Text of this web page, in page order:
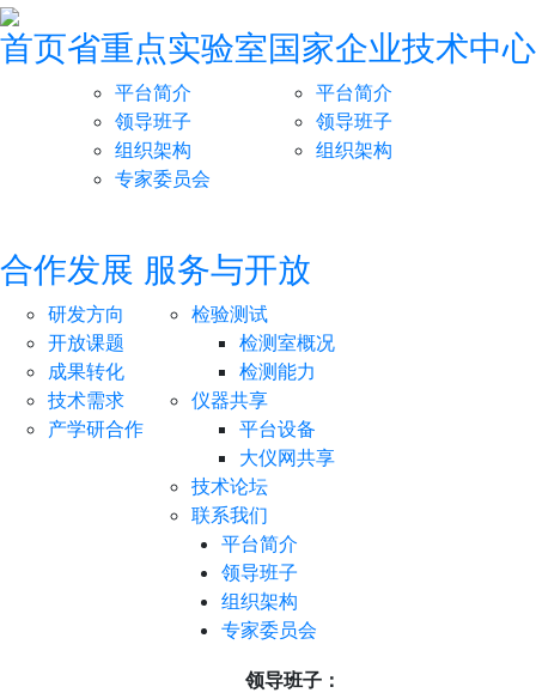
首页省重点实验室
平台简介
领导班子
组织架构
专家委员会
国家企业技术中心
平台简介
领导班子
组织架构
合作发展
研发方向
开放课题
成果转化
技术需求
产学研合作
服务与开放
检验测试
检测室概况
检测能力
仪器共享
平台设备
大仪网共享
技术论坛
联系我们
平台简介
领导班子
组织架构
专家委员会
领导班子：